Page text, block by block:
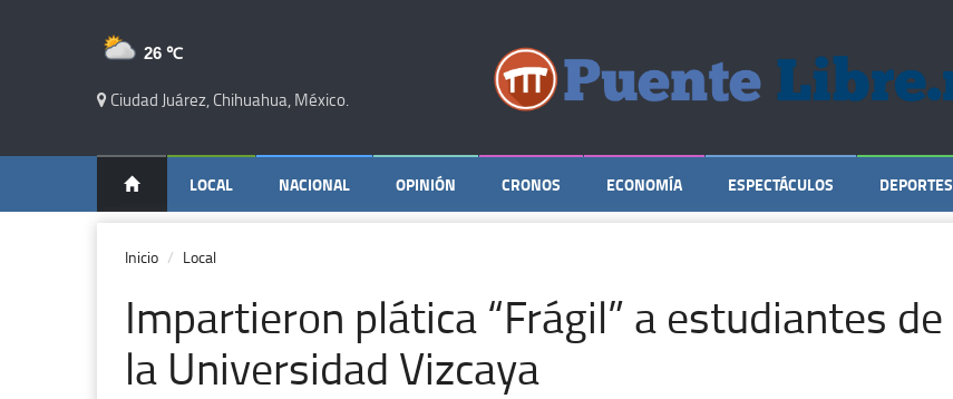
26 ℃
Ciudad Juárez, Chihuahua, México.
LOCAL NACIONAL OPINIÓN CRONOS ECONOMÍA ESPECTÁCULOS DEPORTES
Inicio Local
Impartieron plática “Frágil” a estudiantes de
la Universidad Vizcaya